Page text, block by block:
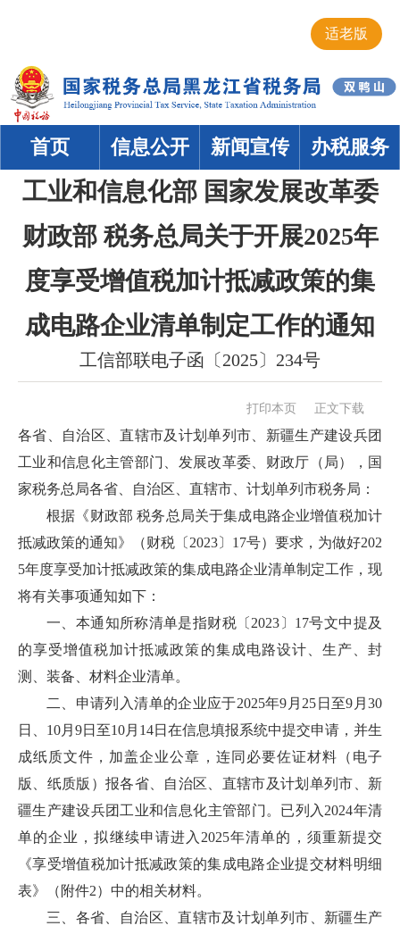
适老版
首页 信息公开 新闻宣传 办税服务
工业和信息化部 国家发展改革委
财政部 税务总局关于开展2025年
度享受增值税加计抵减政策的集
成电路企业清单制定工作的通知
工信部联电子函〔2025〕234号
打印本页 正文下载
各省、自治区、直辖市及计划单列市、新疆生产建设兵团
工业和信息化主管部门、发展改革委、财政厅（局），国
家税务总局各省、自治区、直辖市、计划单列市税务局：
根据《财政部 税务总局关于集成电路企业增值税加计
抵减政策的通知》（财税〔2023〕17号）要求，为做好202
5年度享受加计抵减政策的集成电路企业清单制定工作，现
将有关事项通知如下：
一、本通知所称清单是指财税〔2023〕17号文中提及
的享受增值税加计抵减政策的集成电路设计、生产、封
测、装备、材料企业清单。
二、申请列入清单的企业应于2025年9月25日至9月30
日、10月9日至10月14日在信息填报系统中提交申请，并生
成纸质文件，加盖企业公章，连同必要佐证材料（电子
版、纸质版）报各省、自治区、直辖市及计划单列市、新
疆生产建设兵团工业和信息化主管部门。已列入2024年清
单的企业，拟继续申请进入2025年清单的，须重新提交
《享受增值税加计抵减政策的集成电路企业提交材料明细
表》（附件2）中的相关材料。
三、各省、自治区、直辖市及计划单列市、新疆生产